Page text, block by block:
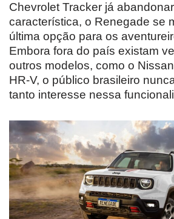
Chevrolet Tracker já
característica, o Renegade se
última opção para os
Embora fora do país existam
outros modelos, como o
HR-V, o público brasileiro
tanto interesse nessa